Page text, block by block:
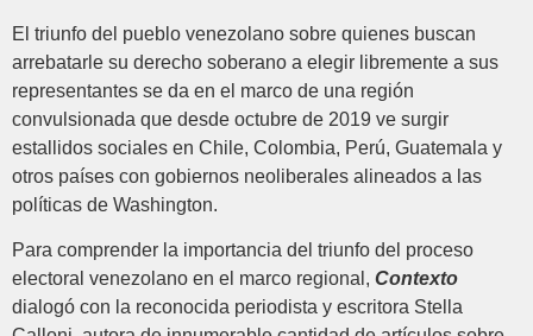
El triunfo del pueblo venezolano sobre quienes buscan
arrebatarle su derecho soberano a elegir libremente a sus
representantes se da en el marco de una región
convulsionada que desde octubre de 2019 ve surgir
estallidos sociales en Chile, Colombia, Perú, Guatemala y
otros países con gobiernos neoliberales alineados a las
políticas de Washington.
Para comprender la importancia del triunfo del proceso
electoral venezolano en el marco regional, Contexto
dialogó con la reconocida periodista y escritora Stella